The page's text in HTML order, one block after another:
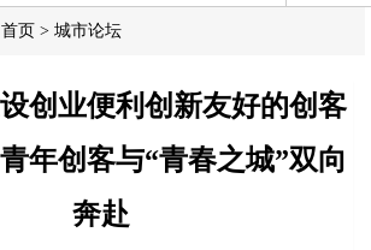
首页 > 城市论坛
创业便利创新友好的创客
年创客与“青春之城”双向
奔赴